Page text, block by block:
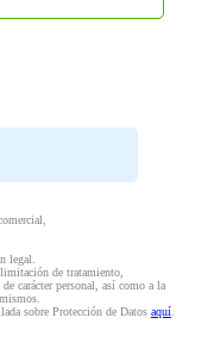
legal.
de tratamiento,
carácter personal, así como a la
sobre Protección de Datos aquí.